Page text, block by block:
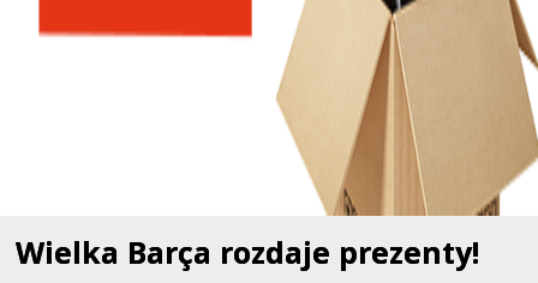
Wielka Barça rozdaje prezenty!